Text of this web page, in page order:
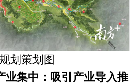
策划图
业集中：吸引产业导入推